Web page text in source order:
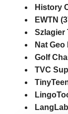
History
EWTN
Szlagier
Nat Geo
Golf
TVC